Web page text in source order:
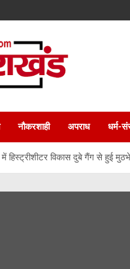
नौकरशाही अपराध धर्म-
हिस्ट्रीशीटर विकास दुबे गैंग से हुई